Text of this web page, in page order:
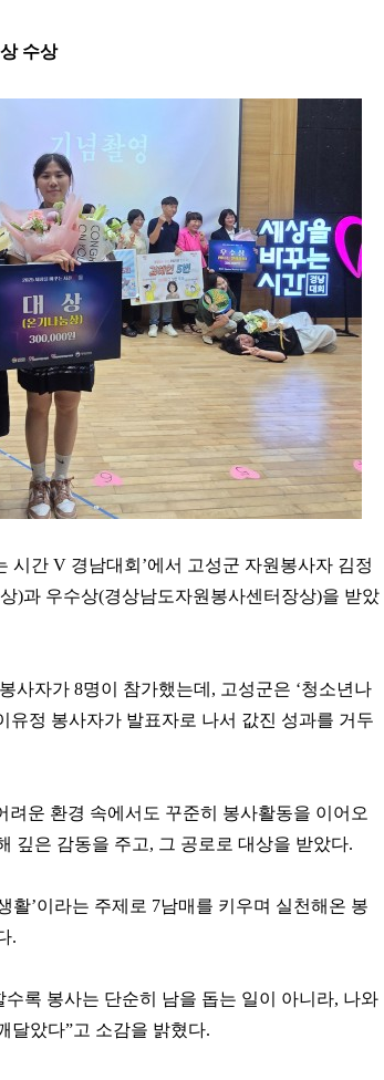
수상
시간 V 경남대회 ’에서 고성군 자원봉사자 김정
)과 우수상(경상남도자원봉사센터장상)을 받았
사자가 8명이 참가했는데 , 고성군은 ‘청소년나
유정 봉사자가 발표자로 나서 값진 성과를 거두
려운 환경 속에서도 꾸준히 봉사활동을 이어오
깊은 감동을 주고, 그 공로로 대상을 받았다.
활’이라는 주제로 7남매를 키우며 실천해온 봉
.
수록 봉사는 단순히 남을 돕는 일이 아니라, 나와
달았다”고 소감을 밝혔다.